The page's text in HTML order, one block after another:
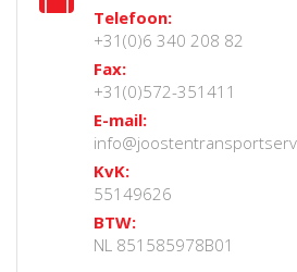
Telefoon:
+31(0)6 340 208 82
Fax:
+31(0)572-351411
E-mail:
KvK:
55149626
BTW:
NL 851585978B01